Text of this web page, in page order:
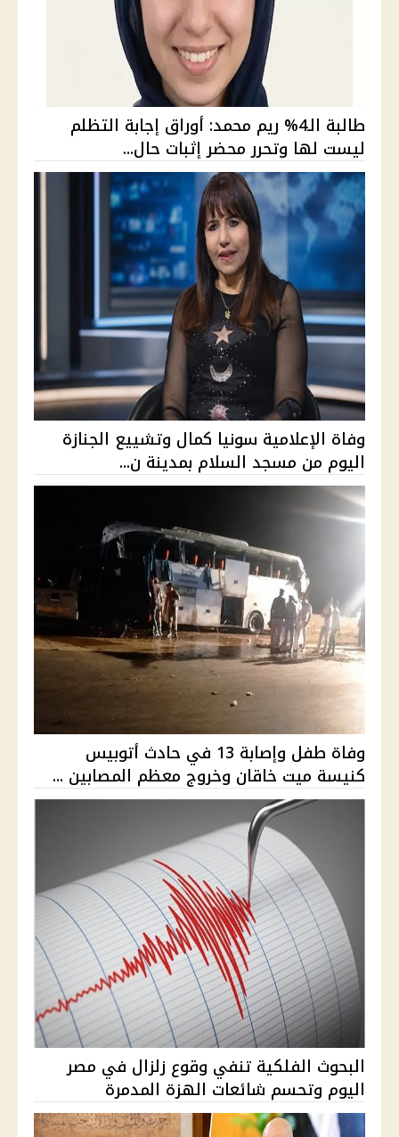
طالبة الـ4% ريم محمد: أوراق إجابة التظلم
ليست لها وتحرر محضر إثبات حال...
وفاة الإعلامية سونيا كمال وتشييع الجنازة
اليوم من مسجد السلام بمدينة ن...
وفاة طفل وإصابة 13 في حادث أتوبيس
كنيسة ميت خاقان وخروج معظم المصابين ...
البحوث الفلكية تنفي وقوع زلزال في مصر
اليوم وتحسم شائعات الهزة المدمرة